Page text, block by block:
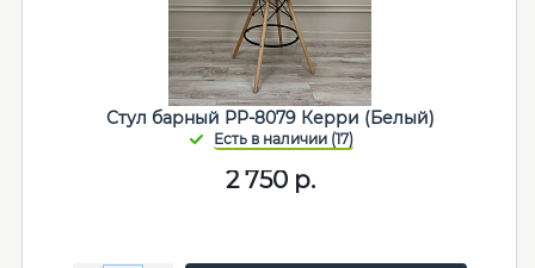
Стул барный PP-8079 Керри (Белый)
2 750р.